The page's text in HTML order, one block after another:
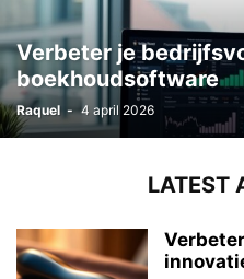
Verbeter je
boekhoudsoftware
Raquel - 4 april 2026
LATEST